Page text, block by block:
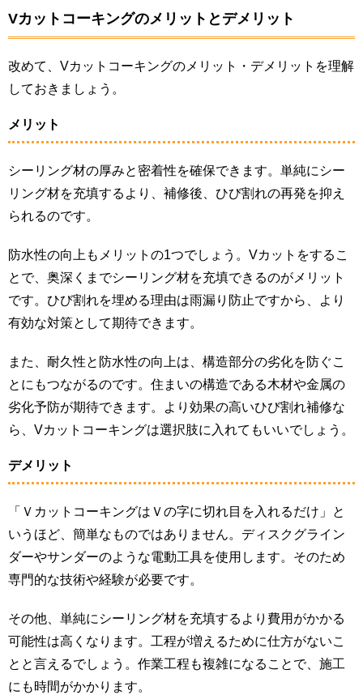
Vカットコーキングのメリットとデメリット
改めて、Vカットコーキングのメリット・デメリットを理解
しておきましょう。
メリット
シーリング材の厚みと密着性を確保できます。単純にシー
リング材を充填するより、補修後、ひび割れの再発を抑え
られるのです。
防水性の向上もメリットの1つでしょう。Vカットをするこ
とで、奥深くまでシーリング材を充填できるのがメリット
です。ひび割れを埋める理由は雨漏り防止ですから、より
有効な対策として期待できます。
また、耐久性と防水性の向上は、構造部分の劣化を防ぐこ
とにもつながるのです。住まいの構造である木材や金属の
劣化予防が期待できます。より効果の高いひび割れ補修な
ら、Vカットコーキングは選択肢に入れてもいいでしょう。
デメリット
「ＶカットコーキングはＶの字に切れ目を入れるだけ」と
いうほど、簡単なものではありません。ディスクグライン
ダーやサンダーのような電動工具を使用します。そのため
専門的な技術や経験が必要です。
その他、単純にシーリング材を充填するより費用がかかる
可能性は高くなります。工程が増えるために仕方がないこ
とと言えるでしょう。作業工程も複雑になることで、施工
にも時間がかかります。